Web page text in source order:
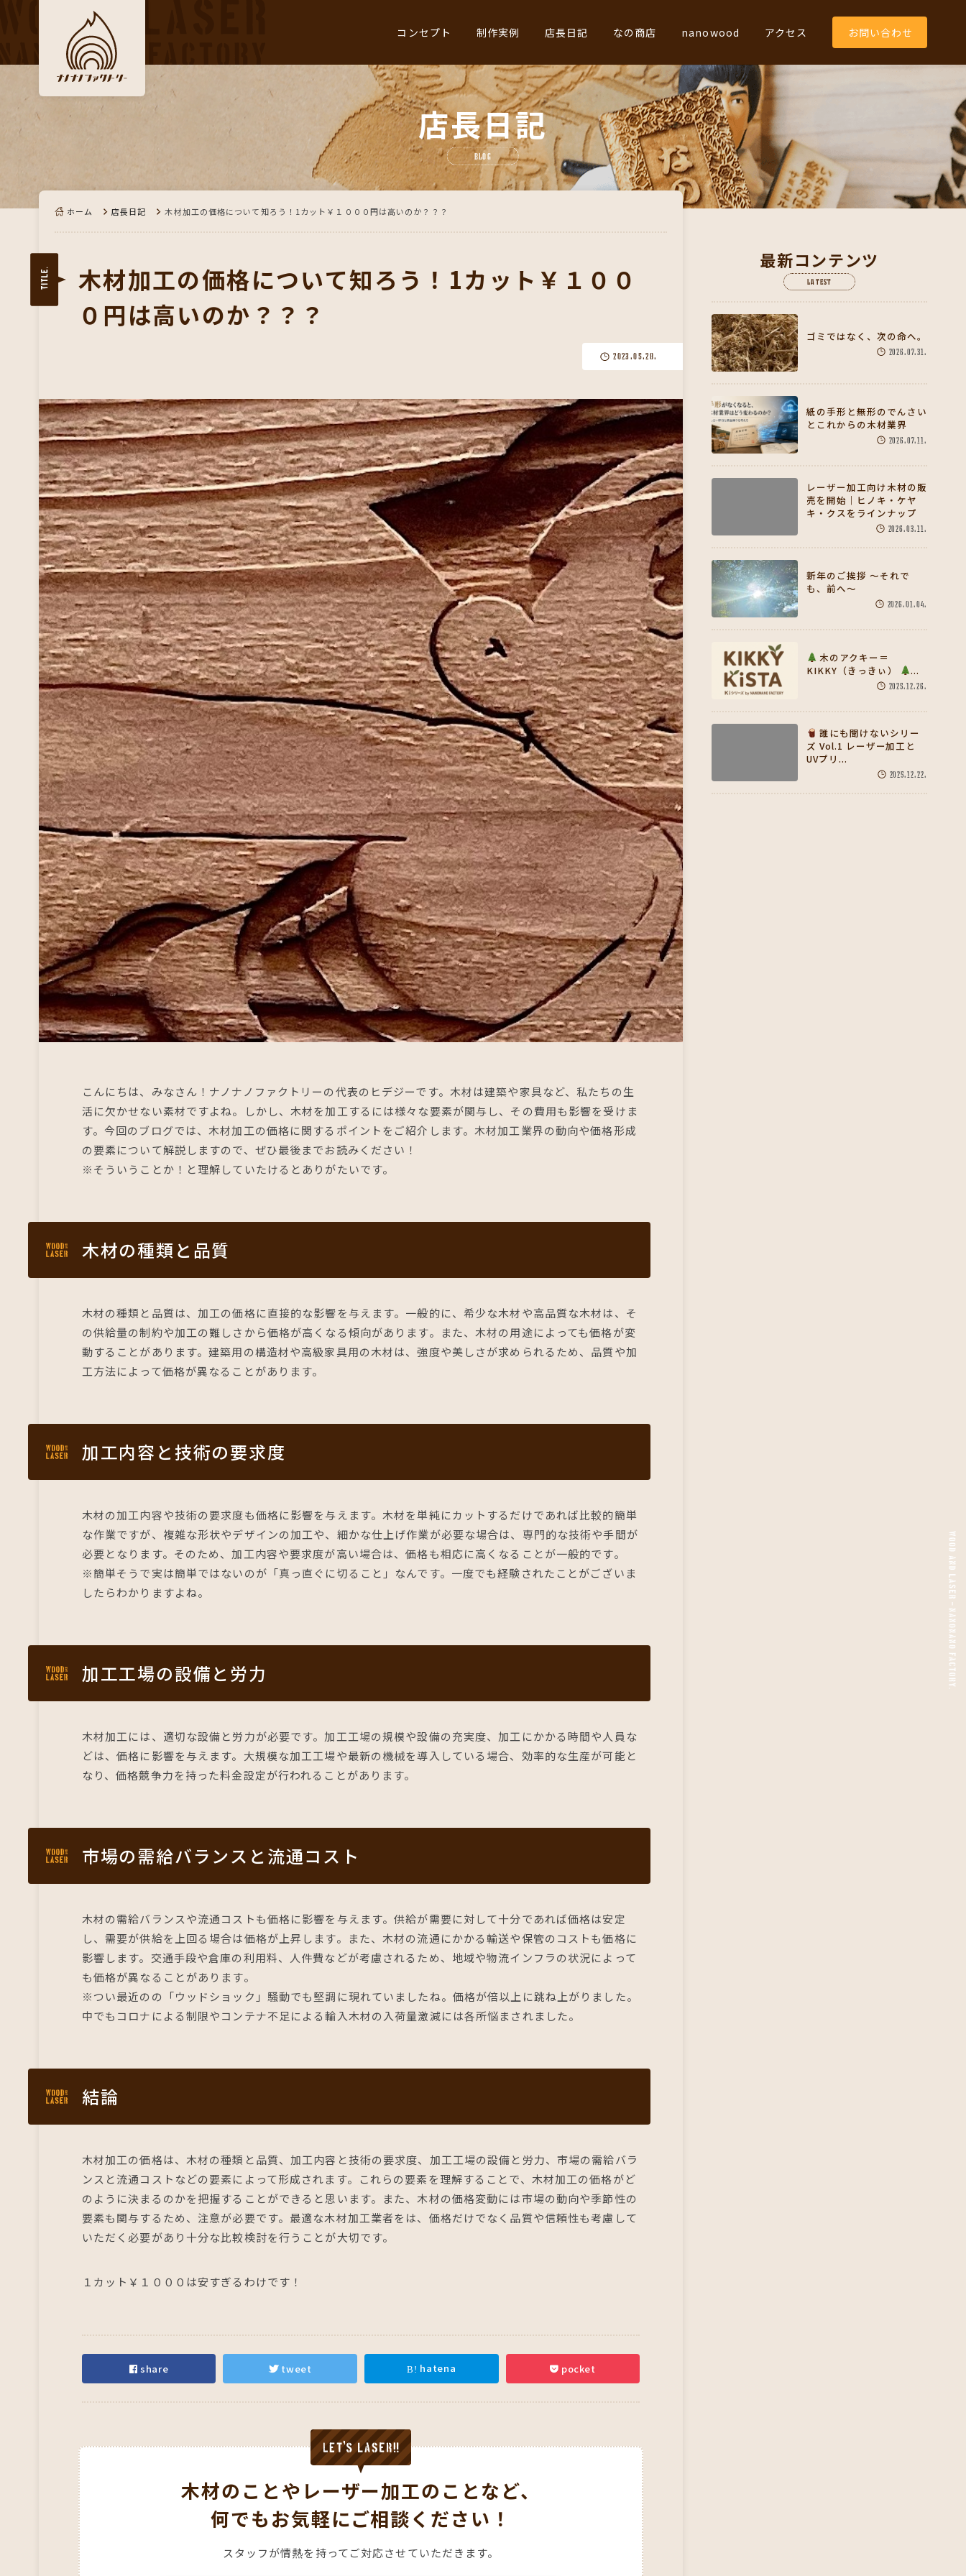
コンセプト 制作実例 店長日記 なの商店 nanowood アクセス お問い合わせ
店長日記
BLOG
ホーム 店長日記 木材加工の価格について知ろう！1カット￥１０００円は高いのか？？？
木材加工の価格について知ろう！1カット￥１００
０円は高いのか？？？
2023.05.28.
こんにちは、みなさん！ナノナノファクトリーの代表のヒデジーです。木材は建築や家具など、私たちの生
活に欠かせない素材ですよね。しかし、木材を加工するには様々な要素が関与し、その費用も影響を受けま
す。今回のブログでは、木材加工の価格に関するポイントをご紹介します。木材加工業界の動向や価格形成
の要素について解説しますので、ぜひ最後までお読みください！
※そういうことか！と理解していたけるとありがたいです。
木材の種類と品質
木材の種類と品質は、加工の価格に直接的な影響を与えます。一般的に、希少な木材や高品質な木材は、そ
の供給量の制約や加工の難しさから価格が高くなる傾向があります。また、木材の用途によっても価格が変
動することがあります。建築用の構造材や高級家具用の木材は、強度や美しさが求められるため、品質や加
工方法によって価格が異なることがあります。
加工内容と技術の要求度
木材の加工内容や技術の要求度も価格に影響を与えます。木材を単純にカットするだけであれば比較的簡単
な作業ですが、複雑な形状やデザインの加工や、細かな仕上げ作業が必要な場合は、専門的な技術や手間が
必要となります。そのため、加工内容や要求度が高い場合は、価格も相応に高くなることが一般的です。
※簡単そうで実は簡単ではないのが「真っ直ぐに切ること」なんです。一度でも経験されたことがございま
したらわかりますよね。
加工工場の設備と労力
木材加工には、適切な設備と労力が必要です。加工工場の規模や設備の充実度、加工にかかる時間や人員な
どは、価格に影響を与えます。大規模な加工工場や最新の機械を導入している場合、効率的な生産が可能と
なり、価格競争力を持った料金設定が行われることがあります。
市場の需給バランスと流通コスト
木材の需給バランスや流通コストも価格に影響を与えます。供給が需要に対して十分であれば価格は安定
し、需要が供給を上回る場合は価格が上昇します。また、木材の流通にかかる輸送や保管のコストも価格に
影響します。交通手段や倉庫の利用料、人件費などが考慮されるため、地域や物流インフラの状況によって
も価格が異なることがあります。
※つい最近のの「ウッドショック」騒動でも堅調に現れていましたね。価格が倍以上に跳ね上がりました。
中でもコロナによる制限やコンテナ不足による輸入木材の入荷量激減には各所悩まされました。
結論
木材加工の価格は、木材の種類と品質、加工内容と技術の要求度、加工工場の設備と労力、市場の需給バラ
ンスと流通コストなどの要素によって形成されます。これらの要素を理解することで、木材加工の価格がど
のように決まるのかを把握することができると思います。また、木材の価格変動には市場の動向や季節性の
要素も関与するため、注意が必要です。最適な木材加工業者をは、価格だけでなく品質や信頼性も考慮して
いただく必要があり十分な比較検討を行うことが大切です。
１カット￥１０００は安すぎるわけです！
share tweet hatena pocket
木材のことやレーザー加工のことなど、
何でもお気軽にご相談ください！
スタッフが情熱を持ってご対応させていただきます。
最新コンテンツ
LATEST
ゴミではなく、次の命へ。
2026.07.31.
紙の手形と無形のでんさい
とこれからの木材業界
2026.07.11.
レーザー加工向け木材の販
売を開始｜ヒノキ・ケヤ
キ・クスをラインナップ
2026.03.11.
新年のご挨拶 〜それで
も、前へ〜
2026.01.04.
木のアクキー＝
KIKKY（きっきぃ）
...
2025.12.26.
誰にも聞けないシリー
ズ Vol.1 レーザー加工と
UVプリ...
2025.12.22.